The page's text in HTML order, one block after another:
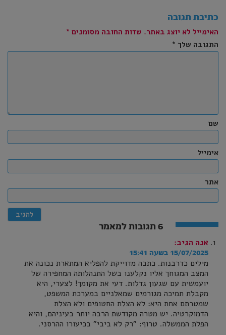
כתיבת תגובה
האימייל לא יוצג באתר. שדות החובה מסומנים *
התגובה שלך *
שם
אימייל
אתר
אנה הגיב:
15/07/2025 בשעה 15:41
מילים כדרבנות. כתבה מדוייקת להפליא המתארת נכונה את
המצב המגוחך אליו נקלענו בשל התנהלותה המחפירה של
יועמשית עם שגעון גדלות. דעי את מקומך! לצערי, היא
מקבלת תמיכה מגורמים שמאלניים במערכת המשפט,
שמטרתם אחת היא: לא הצלת החטופים ולא הצלת
הדמוקרטיה. יש מטרה מקודשת הרבה יותר בעיניהם, והיא
הפלת הממשלה. טרוף: "רק לא ביבי" בכיעורו ההרסני.